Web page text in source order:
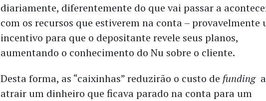
diariamente, diferentemente do que vai passar a
com os recursos que estiverem na conta – provavelmente
incentivo para que o depositante revele seus planos,
aumentando o conhecimento do Nu sobre o cliente.
Desta forma, as “caixinhas” reduzirão o custo de funding
atrair um dinheiro que ficava parado na conta para um